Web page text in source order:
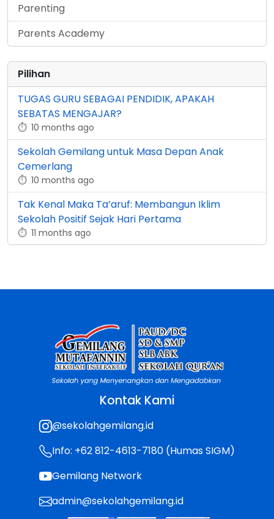
Parenting
Parents Academy
Pilihan
TUGAS GURU SEBAGAI PENDIDIK, APAKAH
SEBATAS MENGAJAR?
⏱ 10 months ago
Sekolah Gemilang untuk Masa Depan Anak
Cemerlang
⏱ 10 months ago
Tak Kenal Maka Ta’aruf: Membangun Iklim
Sekolah Positif Sejak Hari Pertama
⏱ 11 months ago
Kontak Kami
@sekolahgemilang.id
Info: +62 812-4613-7180 (Humas SIGM)
Gemilang Network
admin@sekolahgemilang.id